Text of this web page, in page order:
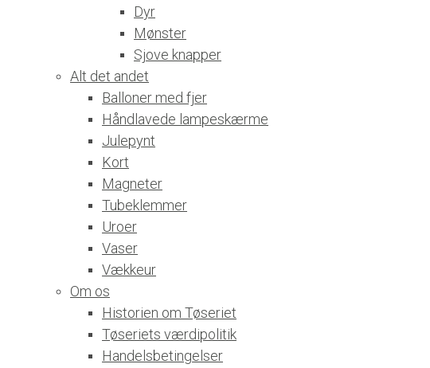
Dyr
Mønster
Sjove knapper
Alt det andet
Balloner med fjer
Håndlavede lampeskærme
Julepynt
Kort
Magneter
Tubeklemmer
Uroer
Vaser
Vækkeur
Om os
Historien om Tøseriet
Tøseriets værdipolitik
Handelsbetingelser